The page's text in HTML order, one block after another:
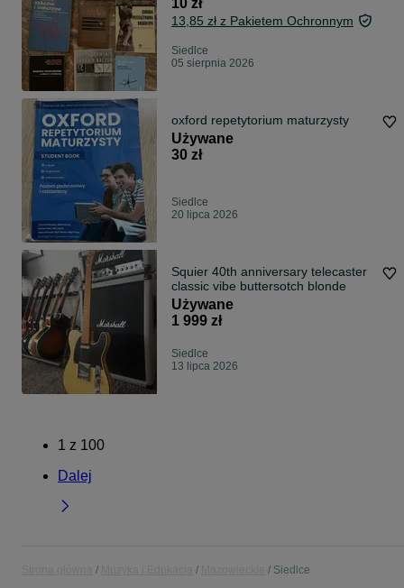
10 zł
13,85 zł z Pakietem Ochronnym
Siedlce
05 sierpnia 2026
oxford repetytorium maturzysty
Używane
30 zł
Siedlce
20 lipca 2026
Squier 40th anniversary telecaster
classic vibe buttersotch blonde
Używane
1 999 zł
Siedlce
13 lipca 2026
1 z 100
Dalej
Siedlce